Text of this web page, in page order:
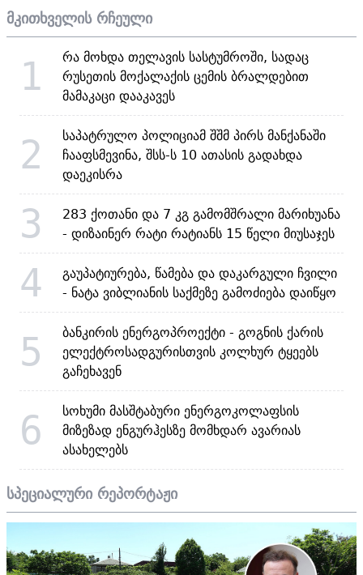
მკითხველის რჩეული
1
რა მოხდა თელავის სასტუმროში, სადაც
რუსეთის მოქალაქის ცემის ბრალდებით
მამაკაცი დააკავეს
2
საპატრულო პოლიციამ შშმ პირს მანქანაში
ჩააფსმევინა, შსს-ს 10 ათასის გადახდა
დაეკისრა
3
283 ქოთანი და 7 კგ გამომშრალი მარიხუანა
- დიზაინერ რატი რატიანს 15 წელი მიუსაჯეს
4
გაუპატიურება, წამება და დაკარგული ჩვილი
- ნატა ვიბლიანის საქმეზე გამოძიება დაიწყო
5
ბანკირის ენერგოპროექტი - გოგნის ქარის
ელექტროსადგურისთვის კოლხურ ტყეებს
გაჩეხავენ
6
სოხუმი მასშტაბური ენერგოკოლაფსის
მიზეზად ენგურჰესზე მომხდარ ავარიას
ასახელებს
სპეციალური რეპორტაჟი